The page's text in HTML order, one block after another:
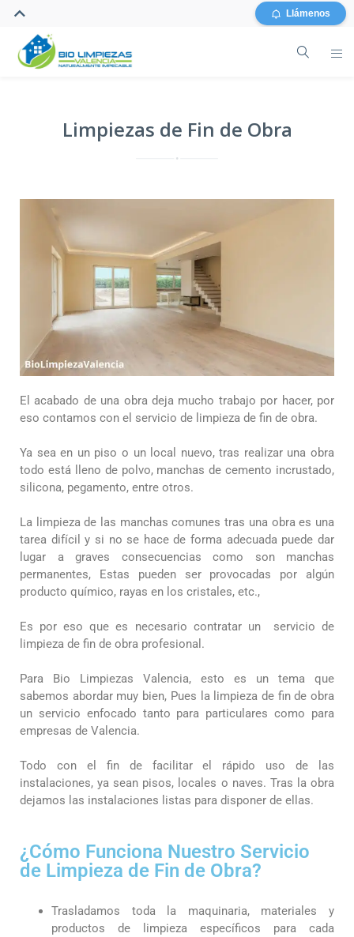
Llámenos
Limpiezas de Fin de Obra
El acabado de una obra deja mucho trabajo por hacer, por
eso contamos con el servicio de limpieza de fin de obra.
Ya sea en un piso o un local nuevo, tras realizar una obra
todo está lleno de polvo, manchas de cemento incrustado,
silicona, pegamento, entre otros.
La limpieza de las manchas comunes tras una obra es una
tarea difícil y si no se hace de forma adecuada puede dar
lugar a graves consecuencias como son manchas
permanentes, Estas pueden ser provocadas por algún
producto químico, rayas en los cristales, etc.,
Es por eso que es necesario contratar un servicio de
limpieza de fin de obra profesional.
Para Bio Limpiezas Valencia, esto es un tema que
sabemos abordar muy bien, Pues la limpieza de fin de obra
un servicio enfocado tanto para particulares como para
empresas de Valencia.
Todo con el fin de facilitar el rápido uso de las
instalaciones, ya sean pisos, locales o naves. Tras la obra
dejamos las instalaciones listas para disponer de ellas.
¿Cómo Funciona Nuestro Servicio
de Limpieza de Fin de Obra?
Trasladamos toda la maquinaria, materiales y
productos de limpieza específicos para cada